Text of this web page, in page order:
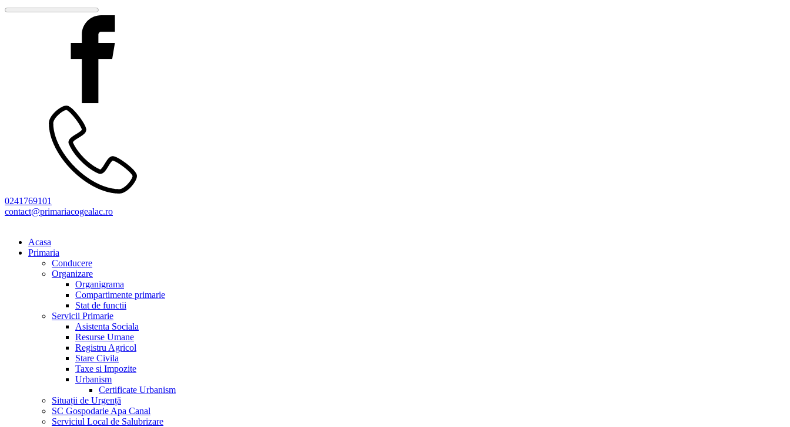
0241769101
contact@primariacogealac.ro
Acasa
Primaria
Conducere
Organizare
Organigrama
Compartimente primarie
Stat de functii
Servicii Primarie
Asistenta Sociala
Resurse Umane
Registru Agricol
Stare Civila
Taxe si Impozite
Urbanism
Certificate Urbanism
Situații de Urgență
SC Gospodarie Apa Canal
Serviciul Local de Salubrizare